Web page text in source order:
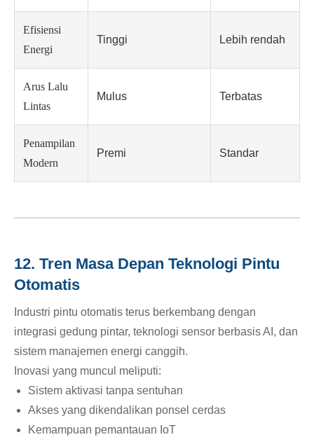
Efisiensi
Energi
Tinggi Lebih rendah
Arus Lalu
Lintas
Mulus Terbatas
Penampilan
Modern
Premi Standar
12. Tren Masa Depan Teknologi Pintu
Otomatis
Industri pintu otomatis terus berkembang dengan
integrasi gedung pintar, teknologi sensor berbasis AI, dan
sistem manajemen energi canggih.
Inovasi yang muncul meliputi:
Sistem aktivasi tanpa sentuhan
Akses yang dikendalikan ponsel cerdas
Kemampuan pemantauan IoT